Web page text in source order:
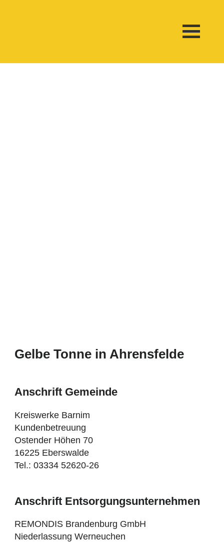
Gelbe Tonne in Ahrensfelde
Anschrift Gemeinde
Kreiswerke Barnim
Kundenbetreuung
Ostender Höhen 70
16225 Eberswalde
Tel.: 03334 52620-26
Anschrift Entsorgungsunternehmen
REMONDIS Brandenburg GmbH
Niederlassung Werneuchen